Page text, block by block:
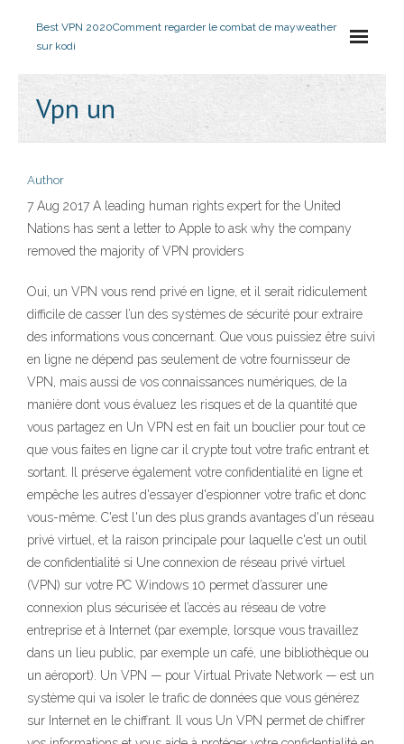
Best VPN 2020Comment regarder le combat de mayweather
sur kodi
Vpn un
Author
7 Aug 2017 A leading human rights expert for the United
Nations has sent a letter to Apple to ask why the company
removed the majority of VPN providers
Oui, un VPN vous rend privé en ligne, et il serait ridiculement
difficile de casser l’un des systèmes de sécurité pour extraire
des informations vous concernant. Que vous puissiez être suivi
en ligne ne dépend pas seulement de votre fournisseur de
VPN, mais aussi de vos connaissances numériques, de la
manière dont vous évaluez les risques et de la quantité que
vous partagez en Un VPN est en fait un bouclier pour tout ce
que vous faites en ligne car il crypte tout votre trafic entrant et
sortant. Il préserve également votre confidentialité en ligne et
empêche les autres d'essayer d'espionner votre trafic et donc
vous-même. C'est l'un des plus grands avantages d'un réseau
privé virtuel, et la raison principale pour laquelle c'est un outil
de confidentialité si Une connexion de réseau privé virtuel
(VPN) sur votre PC Windows 10 permet d’assurer une
connexion plus sécurisée et l’accès au réseau de votre
entreprise et à Internet (par exemple, lorsque vous travaillez
dans un lieu public, par exemple un café, une bibliothèque ou
un aéroport). Un VPN — pour Virtual Private Network — est un
système qui va isoler le trafic de données que vous générez
sur Internet en le chiffrant. Il vous Un VPN permet de chiffrer